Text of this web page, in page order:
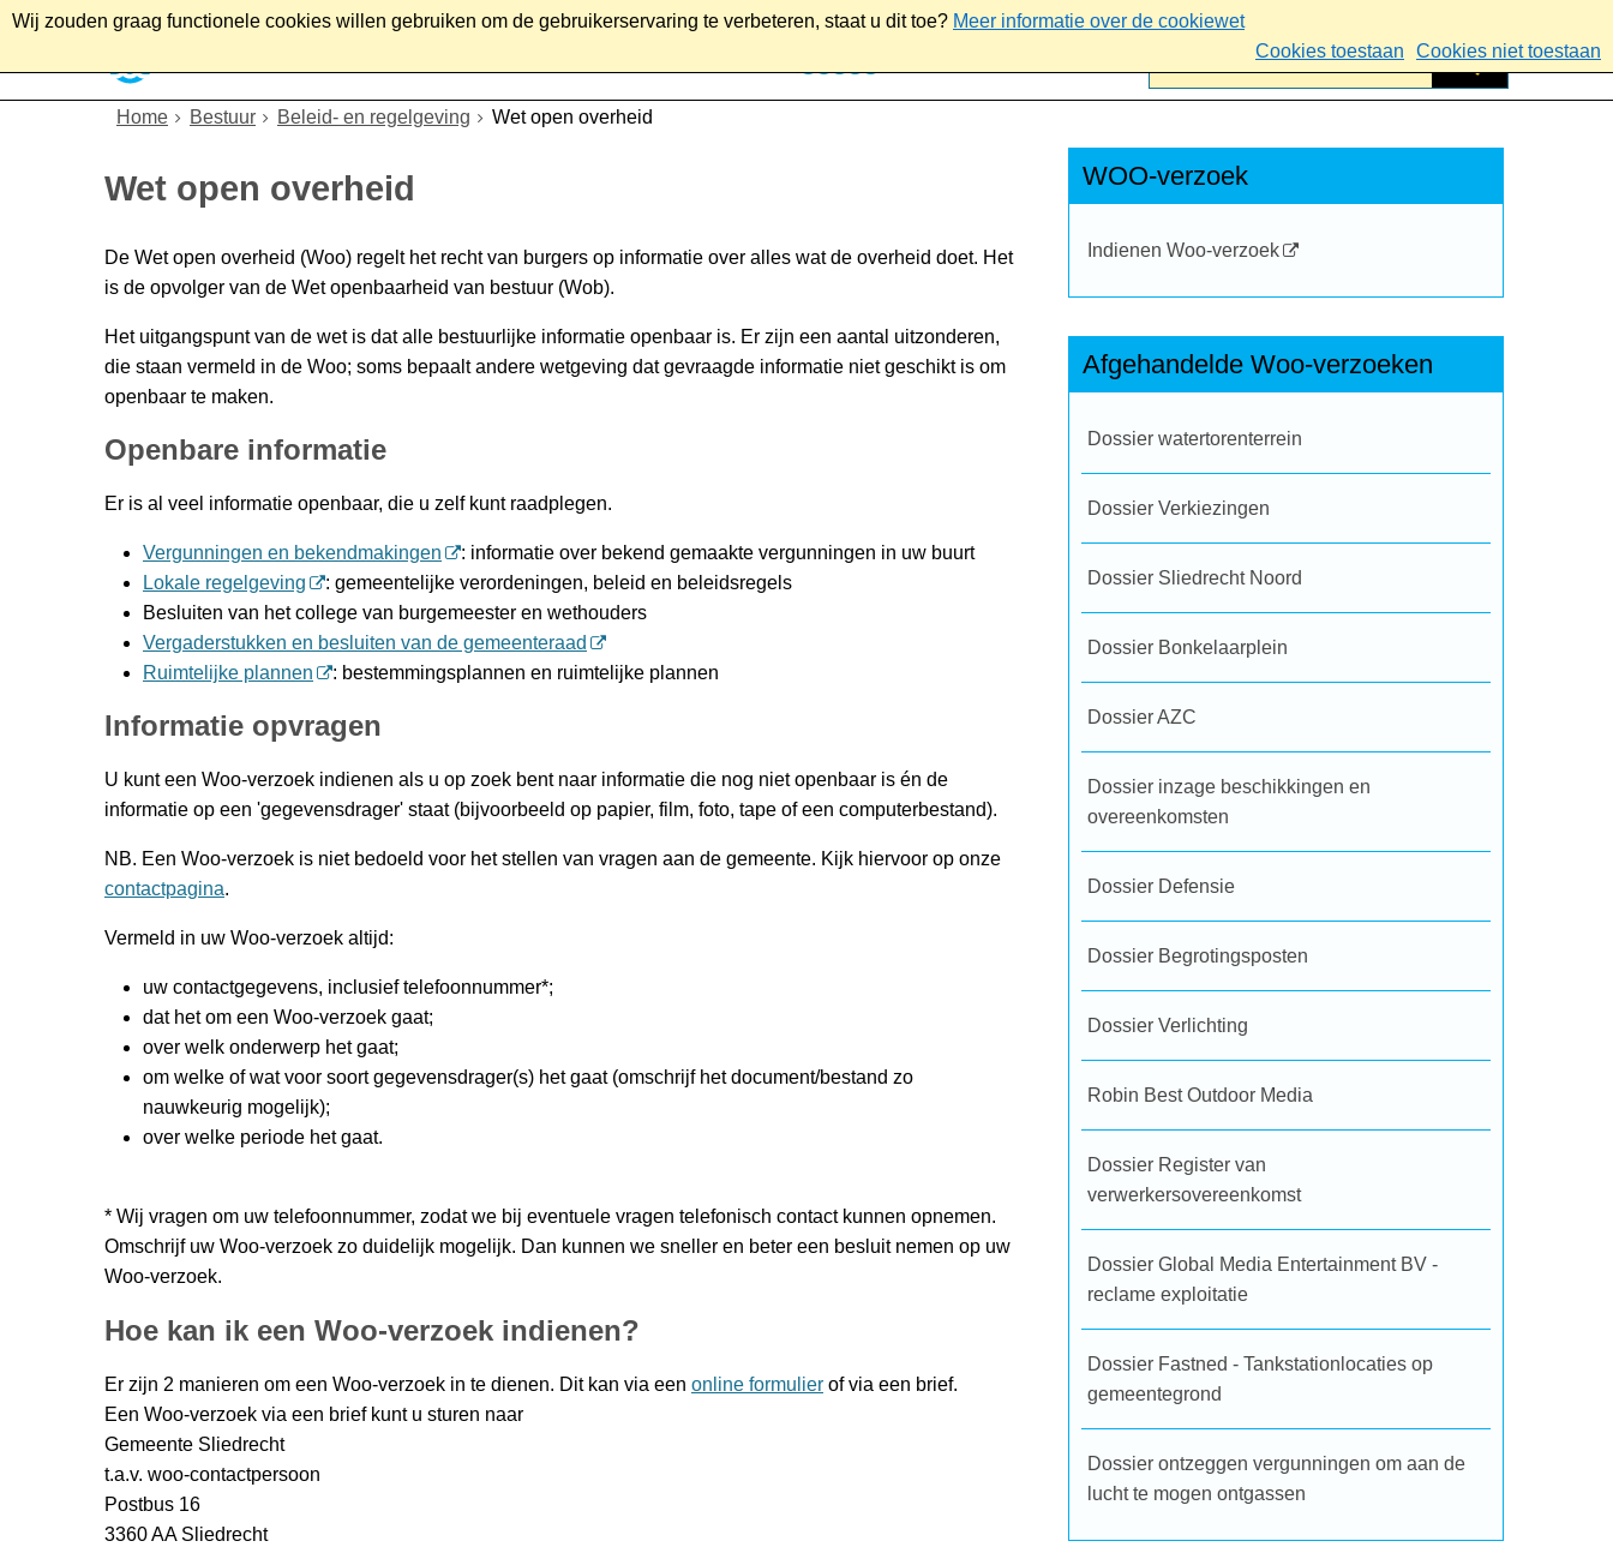
Wij zouden graag functionele cookies willen gebruiken om de gebruikerservaring te verbeteren, staat u dit toe? Meer informatie over de cookiewet
Cookies toestaan
Cookies niet toestaan
Home Bestuur Beleid- en regelgeving Wet open overheid
Wet open overheid
De Wet open overheid (Woo) regelt het recht van burgers op informatie over alles wat de overheid doet. Het
is de opvolger van de Wet openbaarheid van bestuur (Wob).
Het uitgangspunt van de wet is dat alle bestuurlijke informatie openbaar is. Er zijn een aantal uitzonderen,
die staan vermeld in de Woo; soms bepaalt andere wetgeving dat gevraagde informatie niet geschikt is om
openbaar te maken.
Openbare informatie
Er is al veel informatie openbaar, die u zelf kunt raadplegen.
Vergunningen en bekendmakingen
: informatie over bekend gemaakte vergunningen in uw buurt
Lokale regelgeving
: gemeentelijke verordeningen, beleid en beleidsregels
Besluiten van het college van burgemeester en wethouders
Vergaderstukken en besluiten van de gemeenteraad
Ruimtelijke plannen
: bestemmingsplannen en ruimtelijke plannen
Informatie opvragen
U kunt een Woo-verzoek indienen als u op zoek bent naar informatie die nog niet openbaar is én de
informatie op een 'gegevensdrager' staat (bijvoorbeeld op papier, film, foto, tape of een computerbestand).
NB. Een Woo-verzoek is niet bedoeld voor het stellen van vragen aan de gemeente. Kijk hiervoor op onze
contactpagina.
Vermeld in uw Woo-verzoek altijd:
uw contactgegevens, inclusief telefoonnummer*;
dat het om een Woo-verzoek gaat;
over welk onderwerp het gaat;
om welke of wat voor soort gegevensdrager(s) het gaat (omschrijf het document/bestand zo
nauwkeurig mogelijk);
over welke periode het gaat.
* Wij vragen om uw telefoonnummer, zodat we bij eventuele vragen telefonisch contact kunnen opnemen.
Omschrijf uw Woo-verzoek zo duidelijk mogelijk. Dan kunnen we sneller en beter een besluit nemen op uw
Woo-verzoek.
Hoe kan ik een Woo-verzoek indienen?
Er zijn 2 manieren om een Woo-verzoek in te dienen. Dit kan via een online formulier of via een brief.
Een Woo-verzoek via een brief kunt u sturen naar
Gemeente Sliedrecht
t.a.v. woo-contactpersoon
Postbus 16
3360 AA Sliedrecht
WOO-verzoek
Indienen Woo-verzoek
Afgehandelde Woo-verzoeken
Dossier watertorenterrein
Dossier Verkiezingen
Dossier Sliedrecht Noord
Dossier Bonkelaarplein
Dossier AZC
Dossier inzage beschikkingen en
overeenkomsten
Dossier Defensie
Dossier Begrotingsposten
Dossier Verlichting
Robin Best Outdoor Media
Dossier Register van
verwerkersovereenkomst
Dossier Global Media Entertainment BV -
reclame exploitatie
Dossier Fastned - Tankstationlocaties op
gemeentegrond
Dossier ontzeggen vergunningen om aan de
lucht te mogen ontgassen